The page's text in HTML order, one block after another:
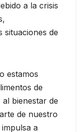
a la crisis
situaciones de
estamos
de
bienestar de
de nuestro
a